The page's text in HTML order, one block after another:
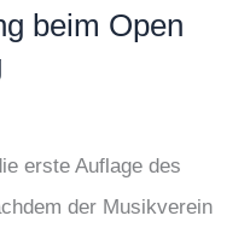
beim Open
erste Auflage des
der Musikverein